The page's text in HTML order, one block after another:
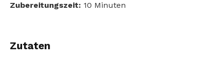
Zubereitungszeit: 10 Minuten
Zutaten